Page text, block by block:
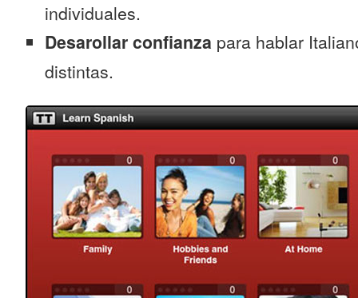
individuales.
Desarollar confianza para hablar
distintas.